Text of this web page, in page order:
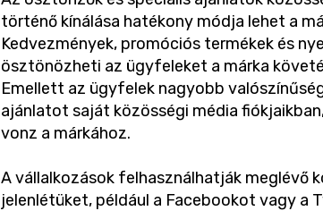
történő kínálása hatékony módja lehet a
Kedvezmények, promóciós termékek és
ösztönözheti az ügyfeleket a márka
Emellett az ügyfelek nagyobb
ajánlatot saját közösségi média
vonz a márkához.
A vállalkozások felhasználhatják meglévő
jelenlétüket, például a Facebookot vagy a